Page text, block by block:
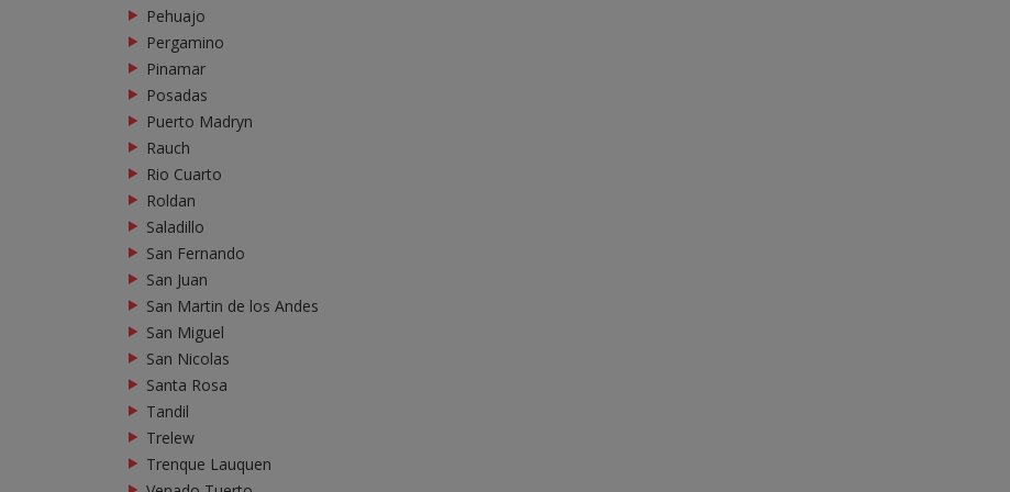
Pehuajo
Pergamino
Pinamar
Posadas
Puerto Madryn
Rauch
Rio Cuarto
Roldan
Saladillo
San Fernando
San Juan
San Martin de los Andes
San Miguel
San Nicolas
Santa Rosa
Tandil
Trelew
Trenque Lauquen